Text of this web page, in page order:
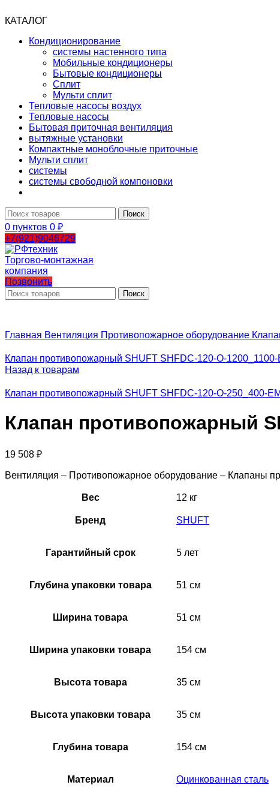
КАТАЛОГ
Кондиционирование
системы настенного типа
Мобильные кондиционеры
Бытовые кондиционеры
Сплит
Мульти сплит
Тепловые насосы воздух
Тепловые насосы
Бытовая приточная вентиляция
вытяжные установки
Компактные моноблочные приточные
Мульти сплит
системы
системы свободной компоновки
Поиск
0 пунктов 0 ₽
+7(921)9046729
Позвонить
Поиск
Главная Вентиляция Противопожарное оборудование
Клапан противопожарный SHUFT SHFDC-120-O-1200_1100-
Назад к товарам
Клапан противопожарный SHUFT SHFDC-120-O-250_400-
Клапан противопожарный
19 508 ₽
Вентиляция – Противопожарное оборудование – Клапаны
Вес 12 кг
Бренд SHUFT
Гарантийный срок 5 лет
Глубина упаковки товара 51 см
Ширина товара 51 см
Ширина упаковки товара 154 см
Высота товара 35 см
Высота упаковки товара 35 см
Глубина товара 154 см
Материал Оцинкованная сталь